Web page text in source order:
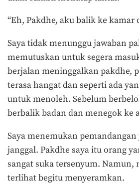
“Eh, Pakdhe, aku balik ke kamar
Saya tidak menunggu jawaban
memutuskan untuk segera
berjalan meninggalkan pakdhe,
terasa hangat dan seperti ada
untuk menoleh. Sebelum
berbalik badan dan menegok ke
Saya menemukan
janggal. Pakdhe saya itu orang
sangat suka tersenyum. Namun,
terlihat begitu menyeramkan.